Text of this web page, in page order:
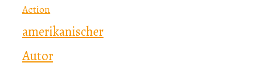
Action
amerikanischer
Autor